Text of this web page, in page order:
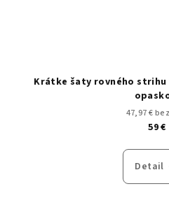
Krátke šaty rovného strihu
47,97 €
59 €
Detail